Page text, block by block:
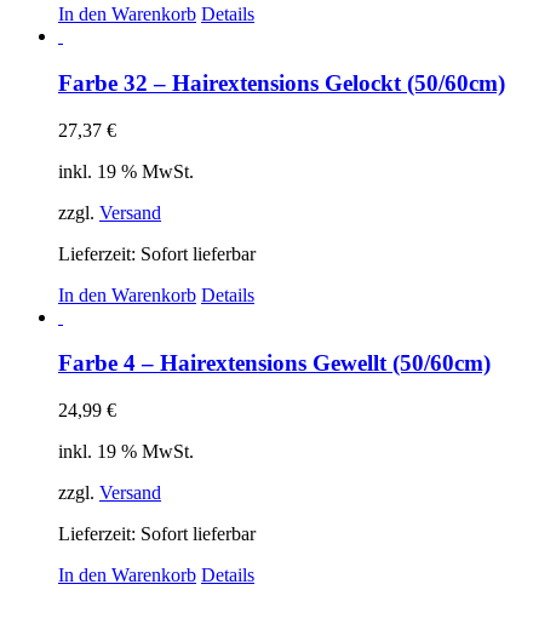
In den Warenkorb Details
Farbe 32 – Hairextensions Gelockt (50/60cm)
27,37 €
inkl. 19 % MwSt.
zzgl. Versand
Lieferzeit: Sofort lieferbar
In den Warenkorb Details
Farbe 4 – Hairextensions Gewellt (50/60cm)
24,99 €
inkl. 19 % MwSt.
zzgl. Versand
Lieferzeit: Sofort lieferbar
In den Warenkorb Details